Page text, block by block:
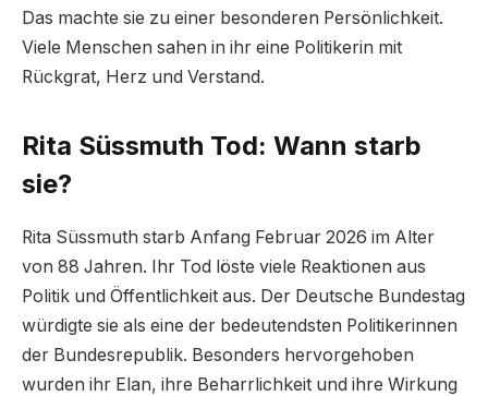
Das machte sie zu einer besonderen Persönlichkeit.
Viele Menschen sahen in ihr eine Politikerin mit
Rückgrat, Herz und Verstand.
Rita Süssmuth Tod: Wann starb
sie?
Rita Süssmuth starb Anfang Februar 2026 im Alter
von 88 Jahren. Ihr Tod löste viele Reaktionen aus
Politik und Öffentlichkeit aus. Der Deutsche Bundestag
würdigte sie als eine der bedeutendsten Politikerinnen
der Bundesrepublik. Besonders hervorgehoben
wurden ihr Elan, ihre Beharrlichkeit und ihre Wirkung